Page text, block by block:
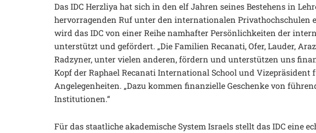
Das IDC Herzliya hat sich in den elf Jahren seines Bestehens in
hervorragenden Ruf unter den internationalen Privathochschulen
wird das IDC von einer Reihe namhafter Persönlichkeiten der
unterstützt und gefördert. „Die Familien Recanati, Ofer, Lauder,
Radzyner, unter vielen anderen, fördern und unterstützen uns
Kopf der Raphael Recanati International School und Vizepräsident
Angelegenheiten. „Dazu kommen finanzielle Geschenke von
Institutionen.“
Für das staatliche akademische System Israels stellt das IDC eine